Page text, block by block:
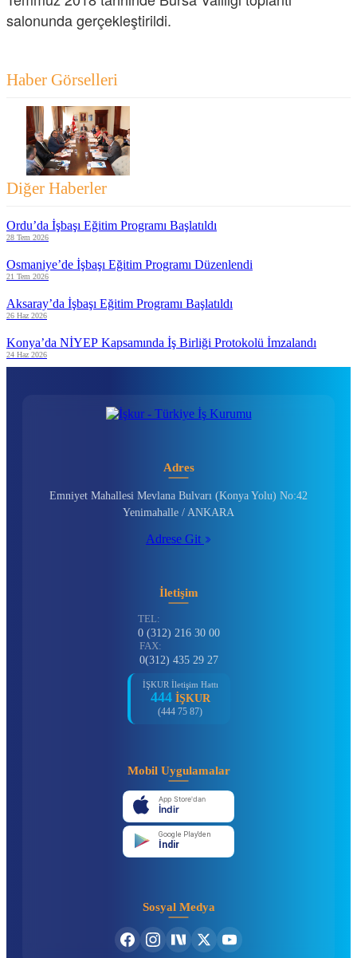
salonunda gerçekleştirildi.
Haber Görselleri
Diğer Haberler
Ordu’da İşbaşı Eğitim Programı Başlatıldı
28 Tem 2026
Osmaniye’de İşbaşı Eğitim Programı Düzenlendi
21 Tem 2026
Aksaray’da İşbaşı Eğitim Programı Başlatıldı
26 Haz 2026
Konya’da NİYEP Kapsamında İş Birliği Protokolü İmzalandı
24 Haz 2026
Adres
Emniyet Mahallesi Mevlana Bulvarı (Konya Yolu) No:42
Yenimahalle / ANKARA
Adrese Git
İletişim
TEL:
0 (312) 216 30 00
FAX:
0(312) 435 29 27
İŞKUR İletişim Hattı
444 İŞKUR
(444 75 87)
Mobil Uygulamalar
App Store'dan
İndir
Google Play'den
İndir
Sosyal Medya